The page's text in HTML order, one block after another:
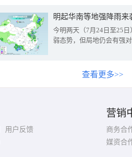
明起华南等地强降雨
今明两天（7月24日至25
弱态势，但局地仍会有强
查看更多>>
用户反馈
营销
商务合
媒资合